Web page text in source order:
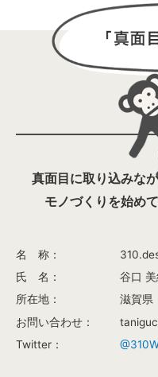
真面目に取り込みな
モノづくりを始め
名 称：
氏 名：
谷口
所在地：
滋賀県
お問い合わせ：
Twitter：